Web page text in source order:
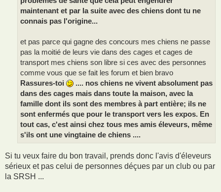
maintenant et par la suite avec des chiens dont tu ne
connais pas l'origine...
et pas parce qui gagne des concours mes chiens ne passe
pas la moitié de leurs vie dans des cages et cages de
transport mes chiens son libre si ces avec des personnes
comme vous que se fait les forum et bien bravo
Rassures-toi
.... nos chiens ne vivent absolument pas
dans des cages mais dans toute la maison, avec la
famille dont ils sont des membres à part entière; ils ne
sont enfermés que pour le transport vers les expos. En
tout cas, c'est ainsi chez tous mes amis éleveurs, même
s'ils ont une vingtaine de chiens ....
Si tu veux faire du bon travail, prends donc l'avis d'éleveurs
sérieux et pas celui de personnes déçues par un club ou par
la SRSH ...